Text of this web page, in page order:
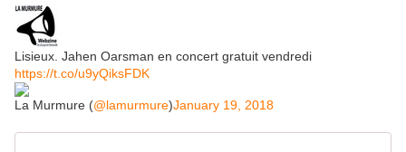
Lisieux. Jahen Oarsman en concert gratuit vendredi
https://t.co/u9yQiksFDK
La Murmure (@lamurmure)January 19, 2018